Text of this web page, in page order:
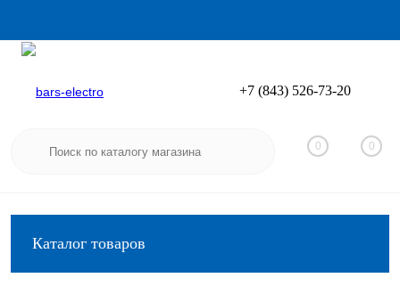
Вход
+7 (843) 526-73-20
0 0
Каталог товаров